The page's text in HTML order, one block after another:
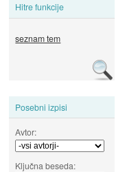
Hitre funkcije
seznam tem
Posebni izpisi
Avtor:
Ključna beseda: